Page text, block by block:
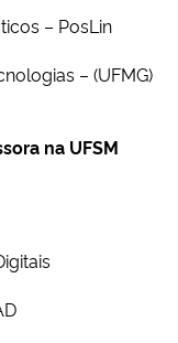
– PosLin
– (UFMG)
na UFSM